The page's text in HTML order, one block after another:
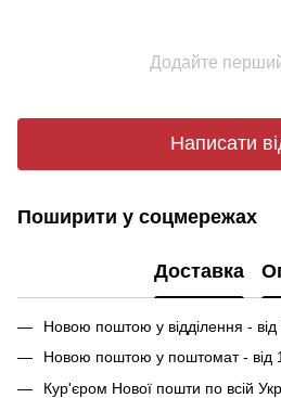
Додайте перший
Написати
Поширити у соцмережах
Доставка
Новою поштою у відділення - від
Новою поштою у поштомат - від
Кур'єром Нової пошти по всій